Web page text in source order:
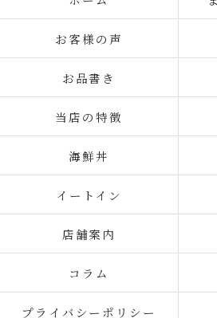
お客様の声
お品書き
当店の特徴
海鮮丼
イートイン
店舗案内
コラム
プライバシーポリシー